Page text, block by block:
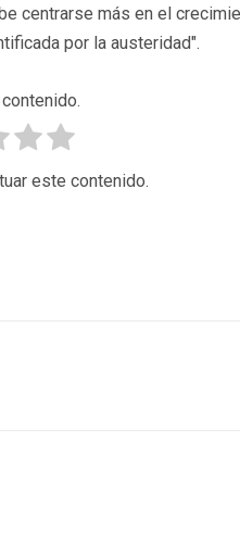
centrarse más en el
por la austeridad".
este contenido.